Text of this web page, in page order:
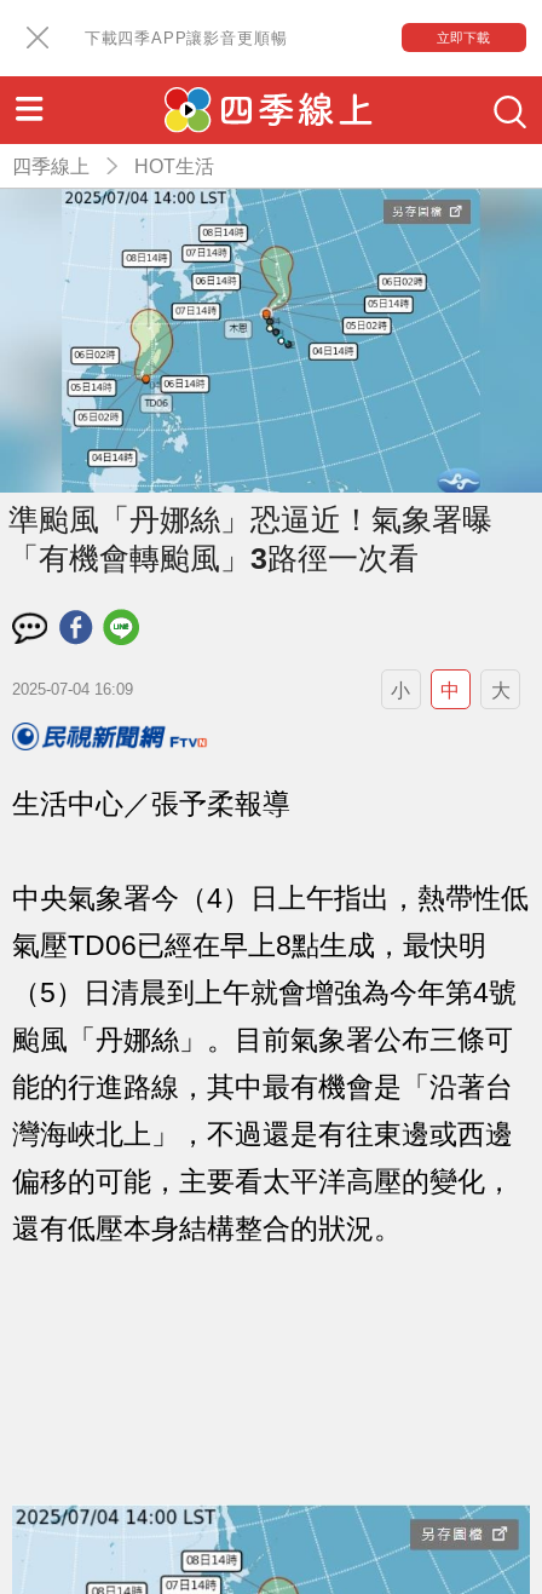
下載四季APP讓影音更順暢 立即下載
四季線上 HOT生活
準颱風「丹娜絲」恐逼近！氣象署曝
「有機會轉颱風」3路徑一次看
2025-07-04 16:09 小 中 大
生活中心／張予柔報導
中央氣象署今（4）日上午指出，熱帶性低
氣壓TD06已經在早上8點生成，最快明
（5）日清晨到上午就會增強為今年第4號
颱風「丹娜絲」。目前氣象署公布三條可
能的行進路線，其中最有機會是「沿著台
灣海峽北上」，不過還是有往東邊或西邊
偏移的可能，主要看太平洋高壓的變化，
還有低壓本身結構整合的狀況。